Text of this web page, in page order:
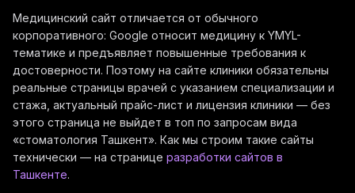
Медицинский сайт отличается от обычного
корпоративного: Google относит медицину к YMYL-
тематике и предъявляет повышенные требования к
достоверности. Поэтому на сайте клиники обязательны
реальные страницы врачей с указанием специализации и
стажа, актуальный прайс-лист и лицензия клиники — без
этого страница не выйдет в топ по запросам вида
«стоматология Ташкент». Как мы строим такие сайты
технически — на странице разработки сайтов в
Ташкенте.